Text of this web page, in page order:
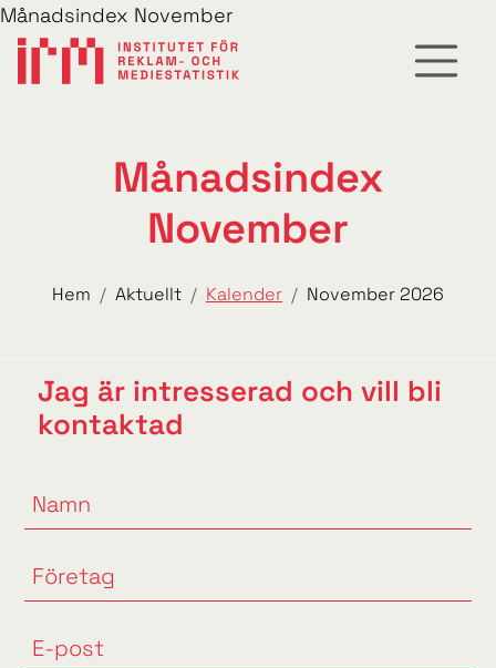
Månadsindex November
Månadsindex
November
Hem Aktuellt Kalender November 2026
Jag är intresserad och vill bli
kontaktad